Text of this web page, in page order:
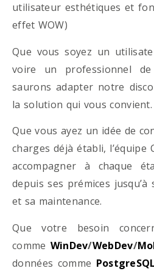
utilisateur esthétiques et
effet WOW)
Que vous soyez un
voire un professionnel de
saurons adapter notre
la solution qui vous convient.
Que vous ayez un idée de
charges déjà établi, l’équipe
accompagner à chaque
depuis ses prémices
et sa maintenance.
Que votre besoin
comme WinDev/WebDev/
données comme PostgreSQL